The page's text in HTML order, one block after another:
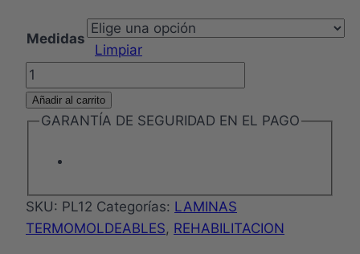
Medidas
Limpiar
ORFIT
ECO
BLACK
cantidad
Añadir al carrito
GARANTÍA DE SEGURIDAD EN EL PAGO
SKU: PL12 Categorías: LAMINAS
TERMOMOLDEABLES, REHABILITACION